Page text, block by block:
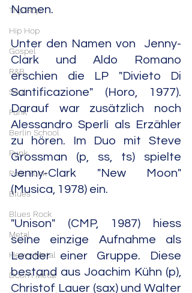
Trip Hop
Hip Hop
Gospel
R&B
Soul
Funk
Berlin School
Punk
Post Punk
Blues
Blues Rock
Metal
Heavy Metal
Doom Metal
Namen.
Unter den Namen von  Jenny-
Clark und Aldo Romano
erschien die LP "Divieto Di
Santificazione" (Horo, 1977).
Darauf war zusätzlich noch
Alessandro Sperlí als Erzähler
zu hören. Im Duo mit Steve
Grossman (p, ss, ts) spielte
Jenny-Clark "New Moon"
(Musica, 1978) ein.
"Unison" (CMP, 1987) hiess
seine einzige Aufnahme als
Leader einer Gruppe. Diese
bestand aus Joachim Kühn (p),
Christof Lauer (sax) und Walter